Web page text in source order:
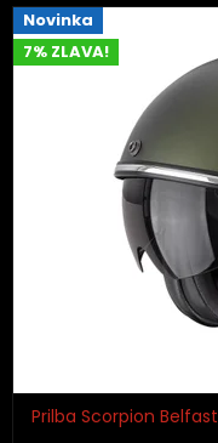
Novinka
7% ZLAVA!
Prilba Scorpion